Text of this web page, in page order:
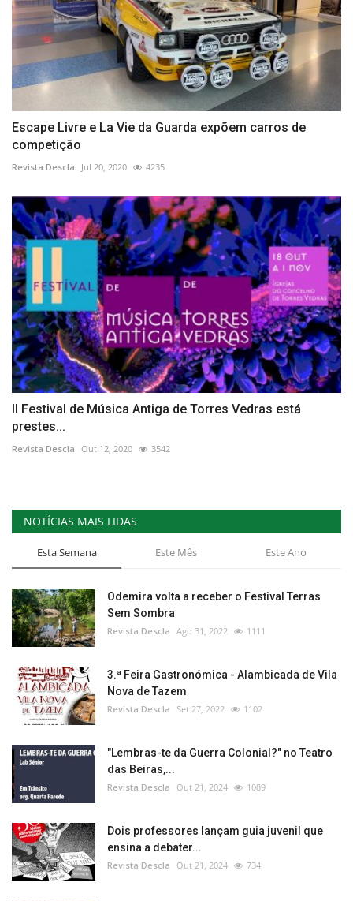
Escape Livre e La Vie da Guarda expõem carros de
competição
Revista Descla Jul 20, 2020 4235
II Festival de Música Antiga de Torres Vedras está
prestes...
Revista Descla Out 12, 2020 3542
NOTÍCIAS MAIS LIDAS
Esta Semana Este Mês Este Ano
Odemira volta a receber o Festival Terras
Sem Sombra
Revista Descla Ago 31, 2022 1111
3.ª Feira Gastronómica - Alambicada de Vila
Nova de Tazem
Revista Descla Set 27, 2022 1102
"Lembras-te da Guerra Colonial?" no Teatro
das Beiras,...
Revista Descla Out 21, 2024 1089
Dois professores lançam guia juvenil que
ensina a debater...
Revista Descla Out 21, 2024 734